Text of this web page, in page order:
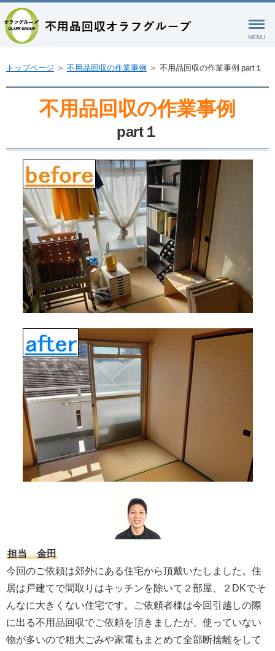
MENU
トップページ ＞ 不用品回収の作業事例 ＞ 不用品回収の作業事例 part１
不用品回収の作業事例
part１
担当 金田
今回のご依頼は郊外にある住宅から頂戴いたしました。住
居は戸建てで間取りはキッチンを除いて２部屋、２DKでそ
んなに大きくない住宅です。ご依頼者様は今回引越しの際
に出る不用品回収でご依頼を頂きましたが、使っていない
物が多いので粗大ごみや家電もまとめて全部断捨離をして